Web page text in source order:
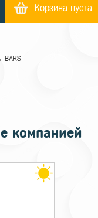
Корзина пуста
компанией